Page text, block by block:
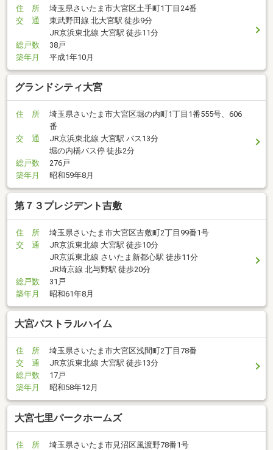
住 所
埼玉県さいたま市大宮区土手町1丁目24番
交 通
東武野田線 北大宮駅 徒歩9分
JR京浜東北線 大宮駅 徒歩11分
総戸数
38戸
築年月
平成1年10月
グランドシティ大宮
住 所
埼玉県さいたま市大宮区堀の内町1丁目1番555号、606
番
交 通
JR京浜東北線 大宮駅 バス13分
堀の内橋バス停 徒歩2分
総戸数
276戸
築年月
昭和59年8月
第７３プレジデント吉敷
住 所
埼玉県さいたま市大宮区吉敷町2丁目99番1号
交 通
JR京浜東北線 大宮駅 徒歩10分
JR京浜東北線 さいたま新都心駅 徒歩11分
JR埼京線 北与野駅 徒歩20分
総戸数
31戸
築年月
昭和61年8月
大宮パストラルハイム
住 所
埼玉県さいたま市大宮区浅間町2丁目78番
交 通
JR京浜東北線 大宮駅 徒歩13分
総戸数
17戸
築年月
昭和58年12月
大宮七里パークホームズ
住 所
埼玉県さいたま市見沼区風渡野78番1号